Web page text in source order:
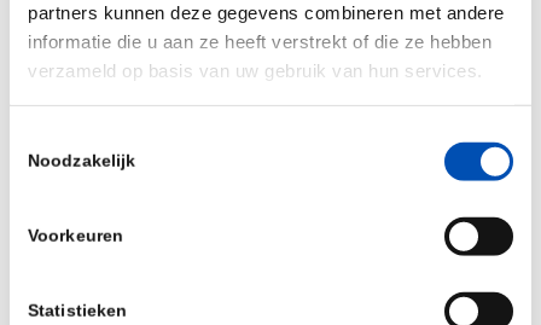
partners kunnen deze gegevens combineren met andere
informatie die u aan ze heeft verstrekt of die ze hebben
verzameld op basis van uw gebruik van hun services.
Noodzakelijk
Voorkeuren
Statistieken
en de circulaire economie. Hoe mooi zou het zijn
als onze toonaangevende Nederlandse startups
Lees hier de column van Rosanne Hertzberger in
het NRC:
https://www.nrc.nl/nieuws/2018/10/13/biotech-